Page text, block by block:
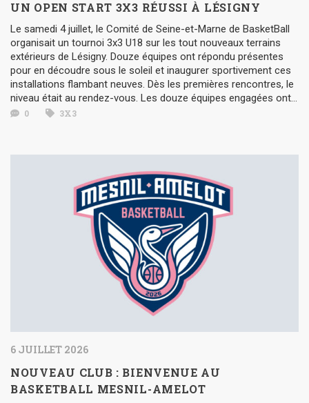
UN OPEN START 3X3 RÉUSSI À LÉSIGNY
Le samedi 4 juillet, le Comité de Seine-et-Marne de BasketBall
organisait un tournoi 3x3 U18 sur les tout nouveaux terrains
extérieurs de Lésigny. Douze équipes ont répondu présentes
pour en découdre sous le soleil et inaugurer sportivement ces
installations flambant neuves. Dès les premières rencontres, le
niveau était au rendez-vous. Les douze équipes engagées ont...
0 3X3
6 JUILLET 2026
NOUVEAU CLUB : BIENVENUE AU
BASKETBALL MESNIL-AMELOT